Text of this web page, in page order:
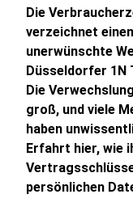
Die
verzeichnet
unerwünschte
Düsseldorfer 1N
Die
groß, und viele
haben
Erfahrt hier, wie
persönlichen